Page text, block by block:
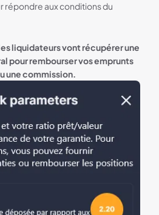
répondre aux conditions du
liquidateurs vont récupérer une
pour rembourser vos emprunts
une commission.